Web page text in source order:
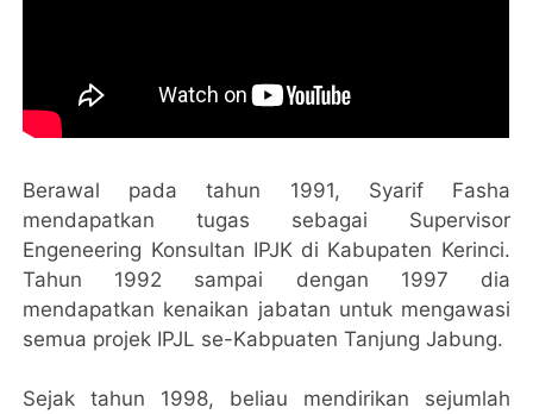
Berawal pada tahun 1991, Syarif Fasha
mendapatkan tugas sebagai Supervisor
Engeneering Konsultan IPJK di Kabupaten Kerinci.
Tahun 1992 sampai dengan 1997 dia
mendapatkan kenaikan jabatan untuk mengawasi
semua projek IPJL se-Kabpuaten Tanjung Jabung.
Sejak tahun 1998, beliau mendirikan sejumlah